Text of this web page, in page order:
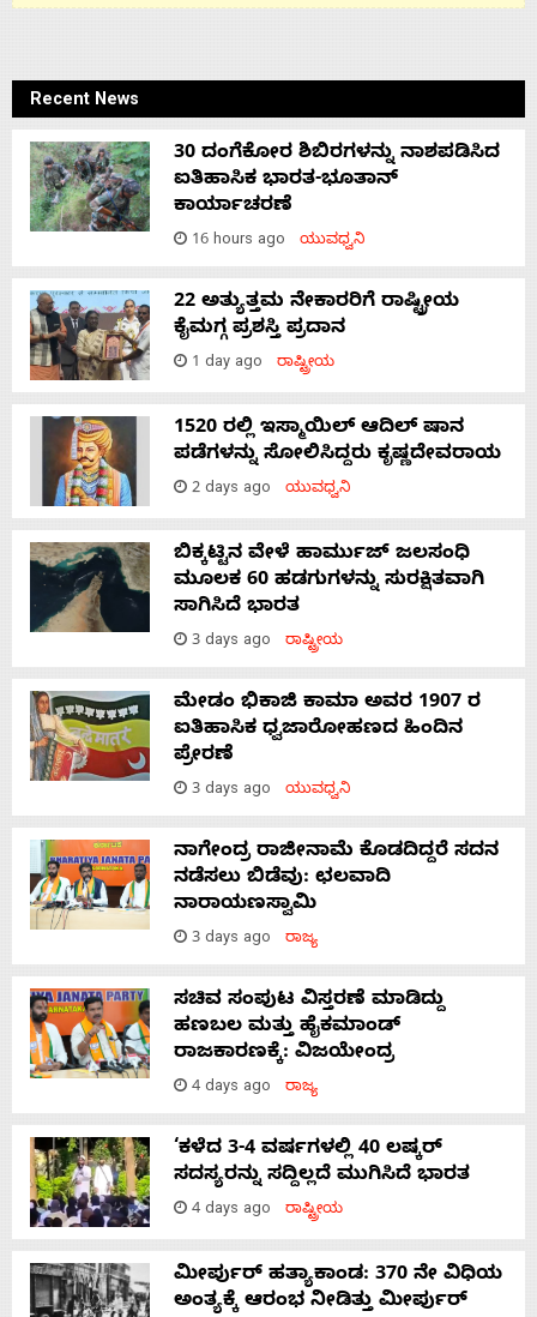
Recent News
30 ದಂಗೆಕೋರ ಶಿಬಿರಗಳನ್ನು ನಾಶಪಡಿಸಿದ
ಐತಿಹಾಸಿಕ ಭಾರತ-ಭೂತಾನ್
ಕಾರ್ಯಾಚರಣೆ
16 hours ago ಯುವಧ್ವನಿ
22 ಅತ್ಯುತ್ತಮ ನೇಕಾರರಿಗೆ ರಾಷ್ಟ್ರೀಯ
ಕೈಮಗ್ಗ ಪ್ರಶಸ್ತಿ ಪ್ರದಾನ
1 day ago ರಾಷ್ಟ್ರೀಯ
1520 ರಲ್ಲಿ ಇಸ್ಮಾಯಿಲ್ ಆದಿಲ್ ಷಾನ
ಪಡೆಗಳನ್ನು ಸೋಲಿಸಿದ್ದರು ಕೃಷ್ಣದೇವರಾಯ
2 days ago ಯುವಧ್ವನಿ
ಬಿಕ್ಕಟ್ಟಿನ ವೇಳೆ ಹಾರ್ಮುಜ್ ಜಲಸಂಧಿ
ಮೂಲಕ 60 ಹಡಗುಗಳನ್ನು ಸುರಕ್ಷಿತವಾಗಿ
ಸಾಗಿಸಿದೆ ಭಾರತ
3 days ago ರಾಷ್ಟ್ರೀಯ
ಮೇಡಂ ಭಿಕಾಜಿ ಕಾಮಾ ಅವರ 1907 ರ
ಐತಿಹಾಸಿಕ ಧ್ವಜಾರೋಹಣದ ಹಿಂದಿನ
ಪ್ರೇರಣೆ
3 days ago ಯುವಧ್ವನಿ
ನಾಗೇಂದ್ರ ರಾಜೀನಾಮೆ ಕೊಡದಿದ್ದರೆ ಸದನ
ನಡೆಸಲು ಬಿಡೆವು: ಛಲವಾದಿ
ನಾರಾಯಣಸ್ವಾಮಿ
3 days ago ರಾಜ್ಯ
ಸಚಿವ ಸಂಪುಟ ವಿಸ್ತರಣೆ ಮಾಡಿದ್ದು
ಹಣಬಲ ಮತ್ತು ಹೈಕಮಾಂಡ್
ರಾಜಕಾರಣಕ್ಕೆ: ವಿಜಯೇಂದ್ರ
4 days ago ರಾಜ್ಯ
‘ಕಳೆದ 3-4 ವರ್ಷಗಳಲ್ಲಿ 40 ಲಷ್ಕರ್
ಸದಸ್ಯರನ್ನು ಸದ್ದಿಲ್ಲದೆ ಮುಗಿಸಿದೆ ಭಾರತ
4 days ago ರಾಷ್ಟ್ರೀಯ
ಮೀರ್ಪುರ್ ಹತ್ಯಾಕಾಂಡ: 370 ನೇ ವಿಧಿಯ
ಅಂತ್ಯಕ್ಕೆ ಆರಂಭ ನೀಡಿತ್ತು ಮೀರ್ಪುರ್